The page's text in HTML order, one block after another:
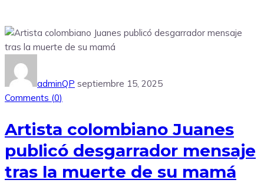
adminQP septiembre 15, 2025
Comments (0)
Artista colombiano Juanes
publicó desgarrador mensaje
tras la muerte de su mamá